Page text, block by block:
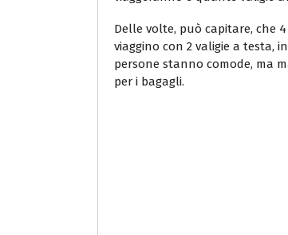
Delle volte, può capitare, che
viaggino con 2 valigie a testa,
persone stanno comode, ma
per i bagagli.